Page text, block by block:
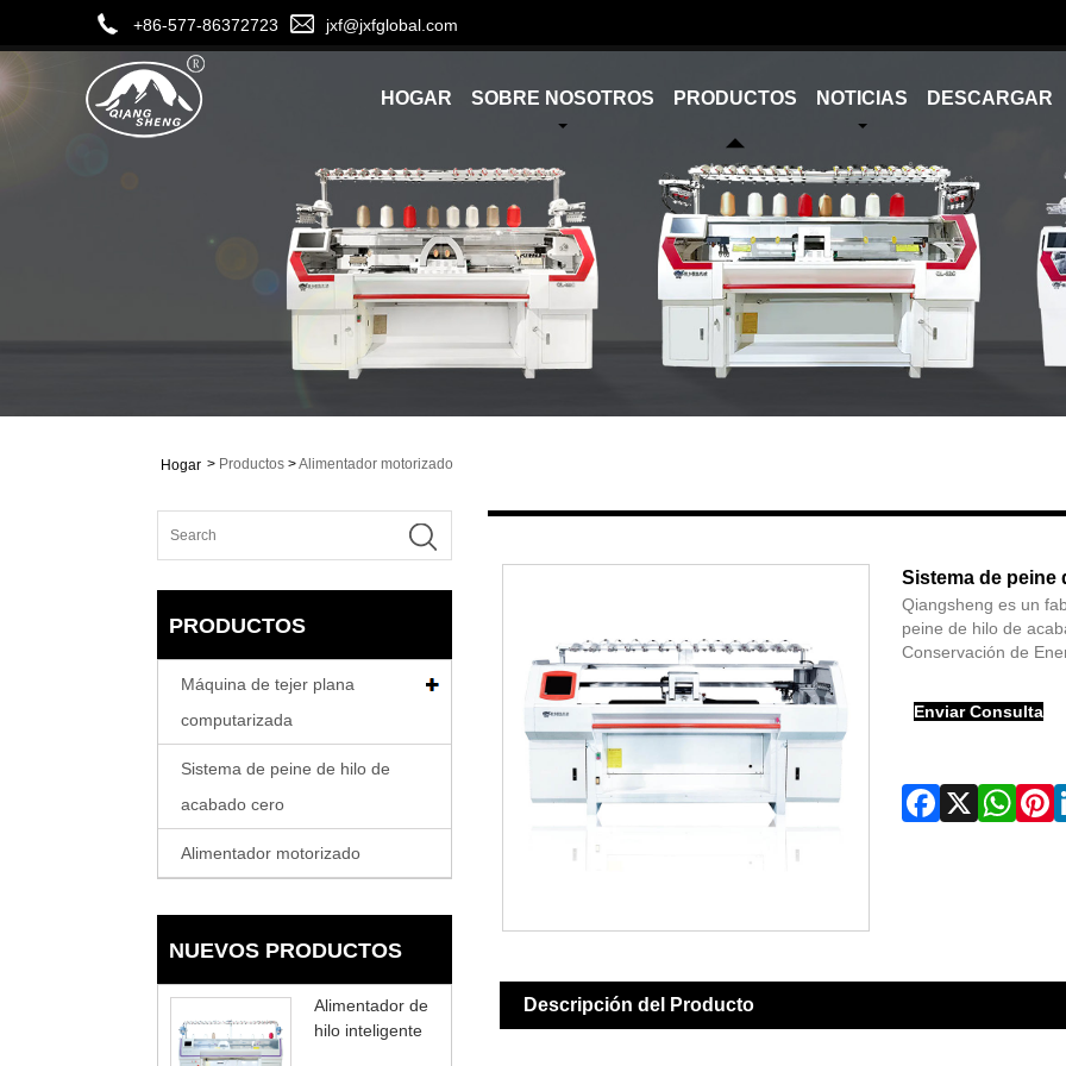
+86-577-86372723 jxf@jxfglobal.com
HOGAR SOBRE NOSOTROS PRODUCTOS NOTICIAS DESCARGAR
Hogar > Productos >Alimentador motorizado
PRODUCTOS
Máquina de tejer plana
computarizada
Sistema de peine de hilo de
acabado cero
Alimentador motorizado
NUEVOS PRODUCTOS
Alimentador de
hilo inteligente
Sistema de peine
Qiangsheng es un
peine de hilo de
Conservación de
Enviar Consulta
Descripción del Producto